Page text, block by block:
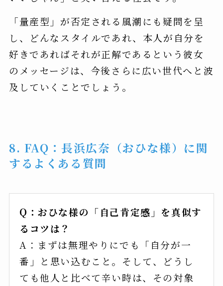
「量産型」が否定される風潮にも疑問を呈
し、どんなスタイルであれ、本人が自分を
好きであればそれが正解であるという彼女
のメッセージは、今後さらに広い世代へと波
及していくことでしょう。
8. FAQ：長浜広奈（おひな様）に関
するよくある質問
Q：おひな様の「自己肯定感」を真似す
るコツは？
A：まずは無理やりにでも「自分が一
番」と思い込むこと。そして、どうし
ても他人と比べて辛い時は、その対象